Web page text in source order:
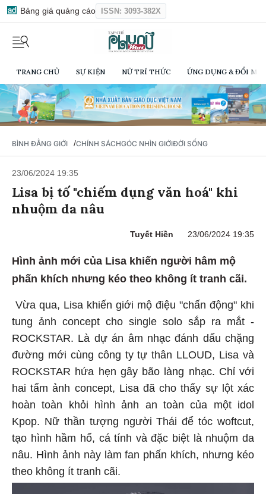
Bảng giá quảng cáo ISSN: 3093-382X
TRANG CHỦ SỰ KIỆN NỮ TRÍ THỨC ỨNG DỤNG & ĐỔI
BÌNH ĐẲNG GIỚI /CHÍNH SÁCHGÓC NHÌN GIỚIĐỜI SỐNG
23/06/2024 19:35
Lisa bị tố "chiếm dụng văn hoá" khi
nhuộm da nâu
Tuyết Hiền 23/06/2024 19:35
Hình ảnh mới của Lisa khiến người hâm mộ
phấn khích nhưng kéo theo không ít tranh cãi.
Vừa qua, Lisa khiến giới mộ điệu "chấn động" khi
tung ảnh concept cho single solo sắp ra mắt -
ROCKSTAR. Là dự án âm nhạc đánh dấu chặng
đường mới cùng công ty tự thân LLOUD, Lisa và
ROCKSTAR hứa hẹn gây bão làng nhạc. Chỉ với
hai tấm ảnh concept, Lisa đã cho thấy sự lột xác
hoàn toàn khỏi hình ảnh an toàn của một idol
Kpop. Nữ thần tượng người Thái để tóc woftcut,
tạo hình hầm hố, cá tính và đặc biệt là nhuộm da
nâu. Hình ảnh này làm fan phấn khích, nhưng kéo
theo không ít tranh cãi.